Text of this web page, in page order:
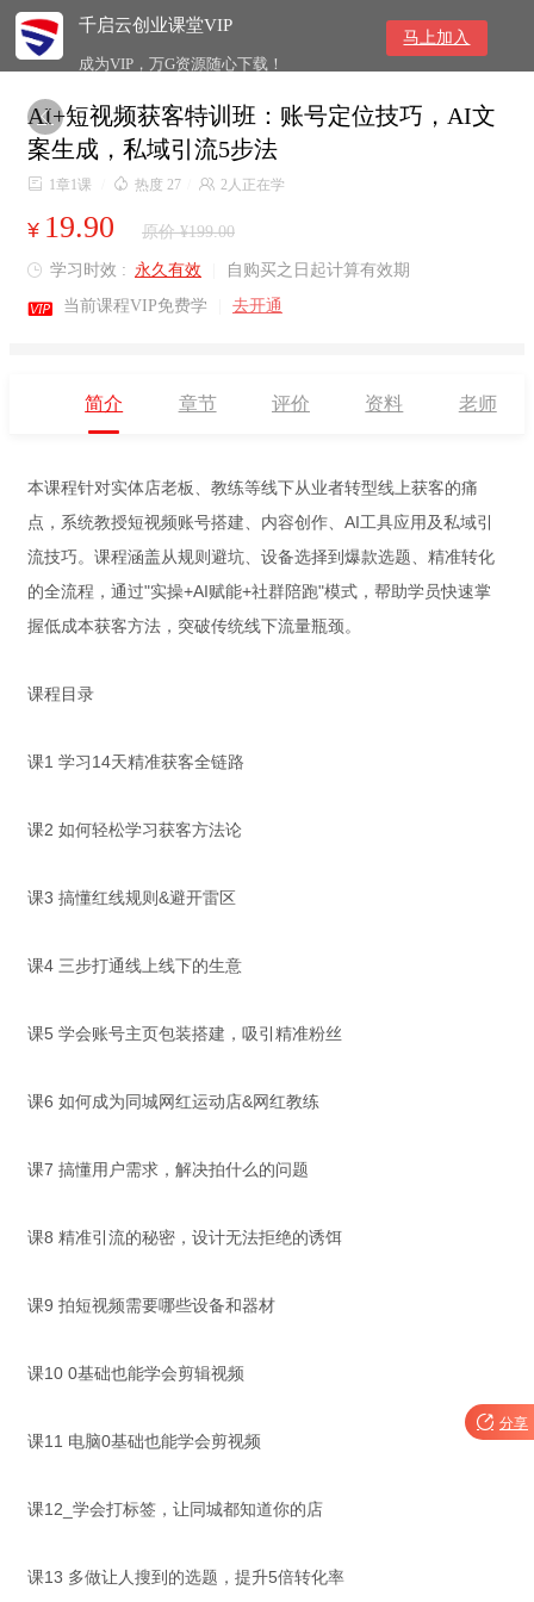
千启云创业课堂VIP
成为VIP，万G资源随心下载！
马上加入

AI+短视频获客特训班：账号定位技巧，AI文
案生成，私域引流5步法
 1章1课  热度 27  2人正在学
¥ 19.90 原价 ¥199.00
 学习时效 : 永久有效 自购买之日起计算有效期
 当前课程VIP免费学 去开通
简介 章节 评价 资料 老师
本课程针对实体店老板、教练等线下从业者转型线上获客的痛
点，系统教授短视频账号搭建、内容创作、AI工具应用及私域引
流技巧。课程涵盖从规则避坑、设备选择到爆款选题、精准转化
的全流程，通过"实操+AI赋能+社群陪跑"模式，帮助学员快速掌
握低成本获客方法，突破传统线下流量瓶颈。
课程目录
课1 学习14天精准获客全链路
课2 如何轻松学习获客方法论
课3 搞懂红线规则&避开雷区
课4 三步打通线上线下的生意
课5 学会账号主页包装搭建，吸引精准粉丝
课6 如何成为同城网红运动店&网红教练
课7 搞懂用户需求，解决拍什么的问题
课8 精准引流的秘密，设计无法拒绝的诱饵
课9 拍短视频需要哪些设备和器材
课10 0基础也能学会剪辑视频
课11 电脑0基础也能学会剪视频
课12_学会打标签，让同城都知道你的店
课13 多做让人搜到的选题，提升5倍转化率
 分享